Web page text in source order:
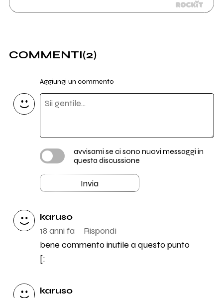
COMMENTI(2)
Aggiungi un commento
avvisami se ci sono nuovi messaggi in
questa discussione
Invia
karuso
18 anni fa
Rispondi
bene commento inutile a questo punto
[:
karuso